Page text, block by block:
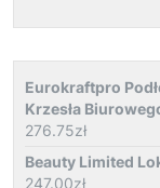
Eurokraftpro
Krzesła
276.75zł
Beauty Limited
247.00zł